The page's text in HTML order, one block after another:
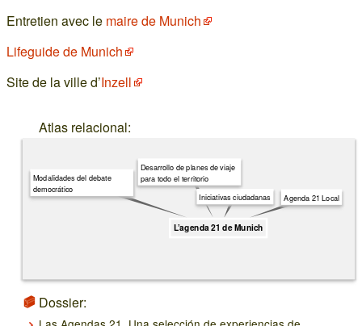
Entretien avec le maire de Munich
Lifeguide de Munich
Site de la ville d’Inzell
Atlas relacional:
L’agenda 21 de Munich
Agenda 21 Local
Iniciativas ciudadanas
Desarrollo de planes de viaje
para todo el territorio
Modalidades del debate
democrático
Dossier: